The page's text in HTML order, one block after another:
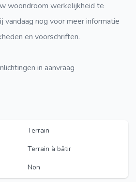
woondroom werkelijkheid te
vandaag nog voor meer informatie
en voorschriften.
in aanvraag
Terrain
Terrain à bâtir
Non